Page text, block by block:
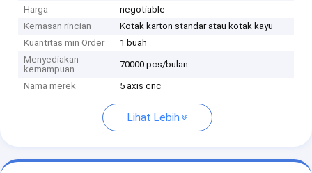
Harga
negotiable
Kemasan rincian
Kotak karton standar atau kotak kayu
Kuantitas min Order
1 buah
Menyediakan
kemampuan
70000 pcs/bulan
Nama merek 5 axis cnc
Lihat Lebih